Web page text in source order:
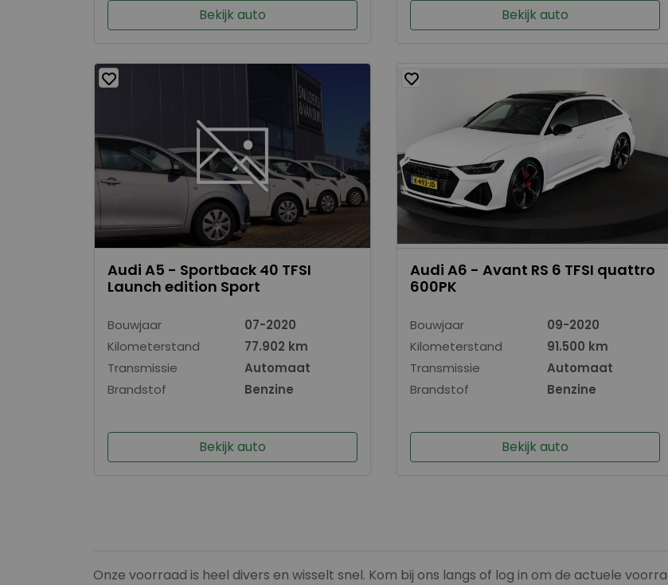
Bekijk auto Bekijk auto
Audi A5 - Sportback 40 TFSI
Launch edition Sport
Bouwjaar
07-2020
Kilometerstand
77.902 km
Transmissie
Automaat
Brandstof
Benzine
Bekijk auto
Audi A6 - Avant RS 6 TFSI quattro
600PK
Bouwjaar
09-2020
Kilometerstand
91.500 km
Transmissie
Automaat
Brandstof
Benzine
Bekijk auto
Onze voorraad is heel divers en wisselt snel. Kom bij ons langs of log in om de actuele